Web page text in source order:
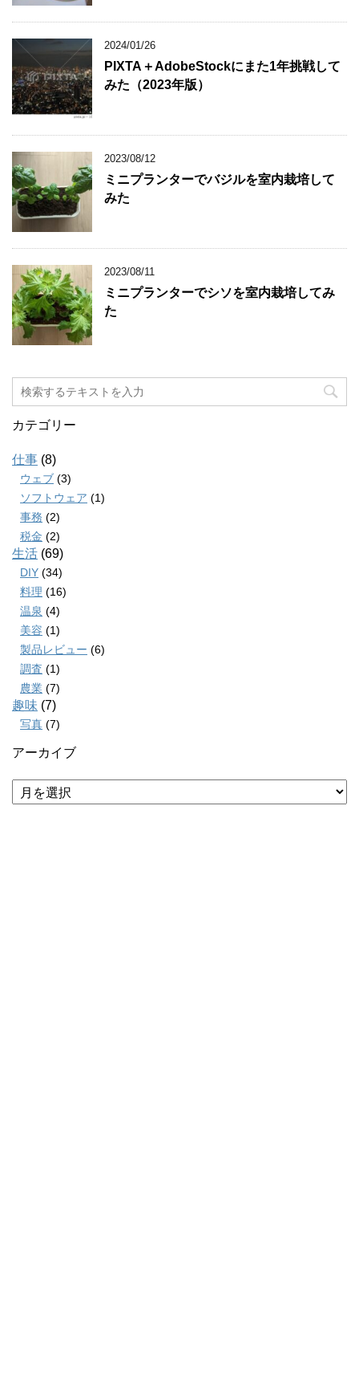
2024/01/26
PIXTA＋AdobeStockにまた1年挑戦して
みた（2023年版）
2023/08/12
ミニプランターでバジルを室内栽培して
みた
2023/08/11
ミニプランターでシソを室内栽培してみ
た
カテゴリー
仕事 (8)
ウェブ (3)
ソフトウェア (1)
事務 (2)
税金 (2)
生活 (69)
DIY (34)
料理 (16)
温泉 (4)
美容 (1)
製品レビュー (6)
調査 (1)
農業 (7)
趣味 (7)
写真 (7)
アーカイブ
ア
ー